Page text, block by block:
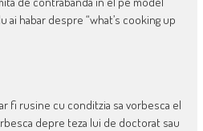
ai habar despre “what’s cooking up
fi rusine cu conditzia sa vorbesca el
depre teza lui de doctorat sau